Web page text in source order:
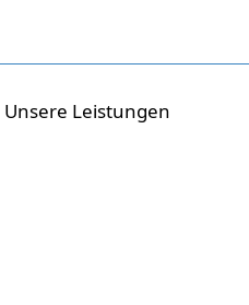
Unsere Leistungen